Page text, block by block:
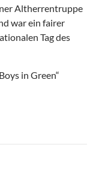
Altherrentruppe
war ein fairer
Tag des
in Green“